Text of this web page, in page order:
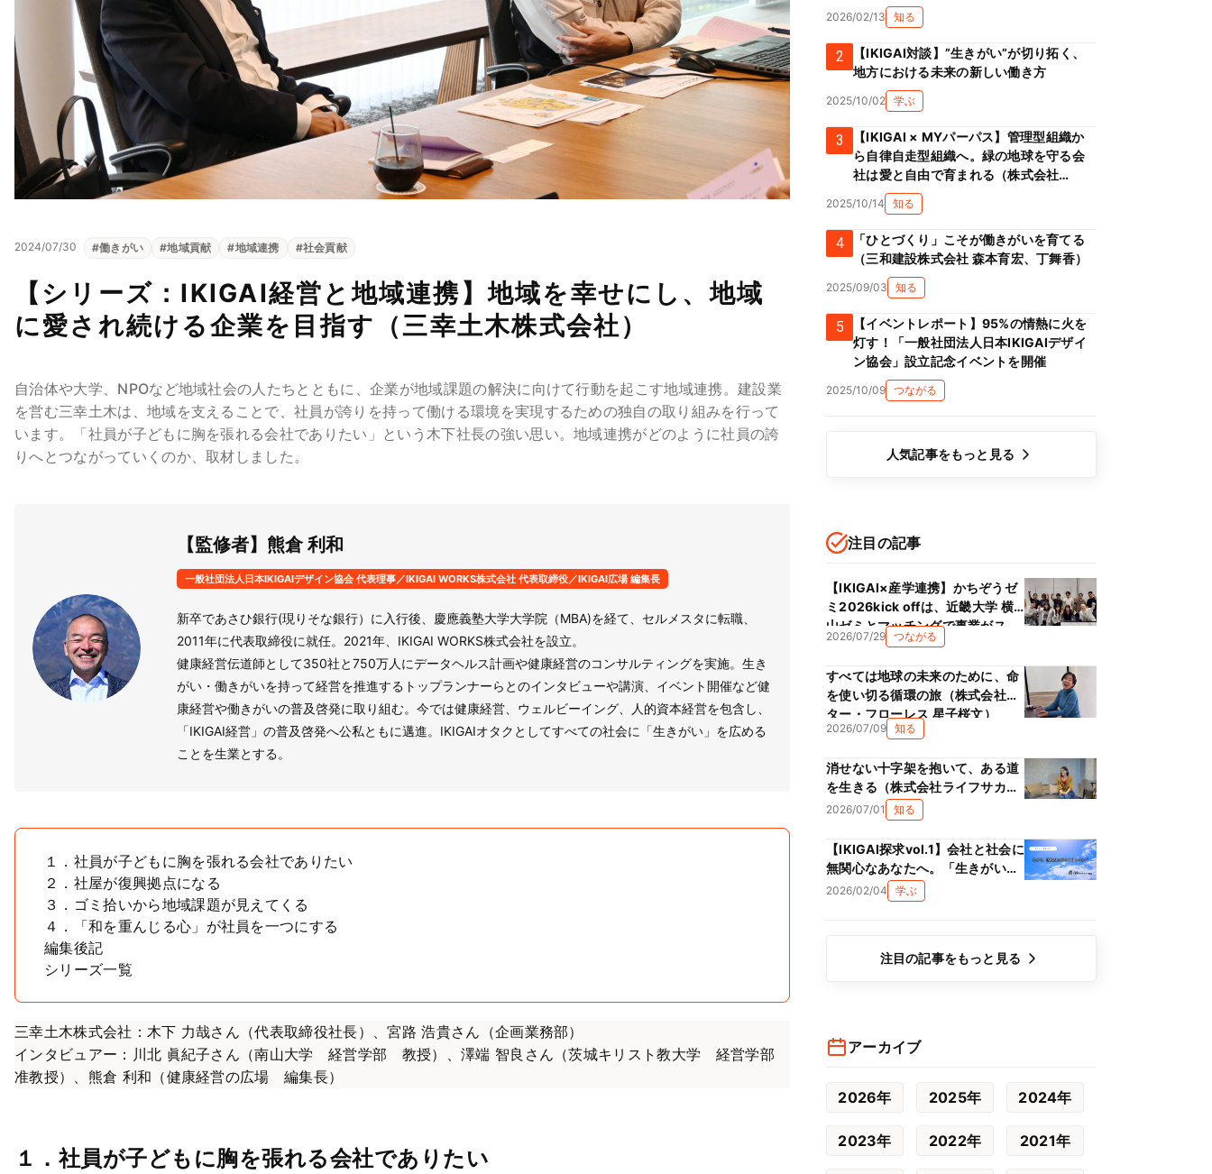
2024/07/30 #働きがい #地域貢献 #地域連携 #社会貢献
【シリーズ：IKIGAI経営と地域連携】地域を幸せにし、地域
に愛され続ける企業を目指す（三幸土木株式会社）
自治体や大学、NPOなど地域社会の人たちとともに、企業が地域課題の解決に向けて行動を起こす地域連携。建設業
を営む三幸土木は、地域を支えることで、社員が誇りを持って働ける環境を実現するための独自の取り組みを行って
います。「社員が子どもに胸を張れる会社でありたい」という木下社長の強い思い。地域連携がどのように社員の誇
りへとつながっていくのか、取材しました。
【監修者】熊倉 利和
一般社団法人日本IKIGAIデザイン協会 代表理事／IKIGAI WORKS株式会社 代表取締役／IKIGAI広場 編集長
新卒であさひ銀行(現りそな銀行）に入行後、慶應義塾大学大学院（MBA)を経て、セルメスタに転職、
2011年に代表取締役に就任。2021年、IKIGAI WORKS株式会社を設立。
健康経営伝道師として350社と750万人にデータヘルス計画や健康経営のコンサルティングを実施。生き
がい・働きがいを持って経営を推進するトップランナーらとのインタビューや講演、イベント開催など健
康経営や働きがいの普及啓発に取り組む。今では健康経営、ウェルビーイング、人的資本経営を包含し、
「IKIGAI経営」の普及啓発へ公私ともに邁進。IKIGAIオタクとしてすべての社会に「生きがい」を広める
ことを生業とする。
１．社員が子どもに胸を張れる会社でありたい
２．社屋が復興拠点になる
３．ゴミ拾いから地域課題が見えてくる
４．「和を重んじる心」が社員を一つにする
編集後記
シリーズ一覧
三幸土木株式会社：木下 力哉さん（代表取締役社長）、宮路 浩貴さん（企画業務部）
インタビュアー：川北 眞紀子さん（南山大学 経営学部 教授）、澤端 智良さん（茨城キリスト教大学 経営学部
准教授）、熊倉 利和（健康経営の広場 編集長）
１．社員が子どもに胸を張れる会社でありたい
2026/02/13 知る
2
【IKIGAI対談】”生きがい”が切り拓く、
地方における未来の新しい働き方
2025/10/02 学ぶ
3
【IKIGAI × MYパーパス】管理型組織か
ら自律自走型組織へ。緑の地球を守る会
社は愛と自由で育まれる（株式会社
Green prop 川添克子）
2025/10/14 知る
4
「ひとづくり」こそが働きがいを育てる
（三和建設株式会社 森本育宏、丁舞香）
2025/09/03 知る
5
【イベントレポート】95%の情熱に火を
灯す！「一般社団法人日本IKIGAIデザイ
ン協会」設立記念イベントを開催
2025/10/09 つながる
人気記事をもっと見る
注目の記事
【IKIGAI×産学連携】かちぞうゼ
ミ2026kick offは、近畿大学 横
山ゼミとマッチングで事業がス
タート！！
2026/07/29 つながる
すべては地球の未来のために、命
を使い切る循環の旅（株式会社ス
ター・フローレス 星子桜文）
2026/07/09 知る
消せない十字架を抱いて、ある道
を生きる（株式会社ライフサカス
西部沙緒里）
2026/07/01 知る
【IKIGAI探求vol.1】会社と社会に
無関心なあなたへ。「生きがい
（IKIGAI）」は、単なる精神論で
はない理由
2026/02/04 学ぶ
注目の記事をもっと見る
アーカイブ
2026年 2025年 2024年
2023年 2022年 2021年